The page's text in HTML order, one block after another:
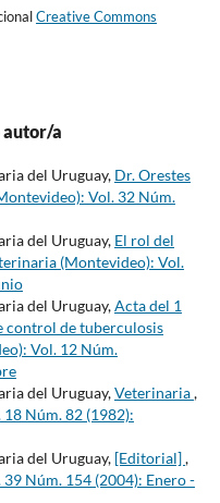
Creative Commons
autor/a
del Uruguay, Dr. Orestes
Vol. 32 Núm.
del Uruguay, El rol del
(Montevideo): Vol.
del Uruguay,Acta del 1
control de tuberculosis
Vol. 12 Núm.
del Uruguay,Veterinaria,
Núm. 82 (1982):
del Uruguay, [Editorial],
Núm. 154 (2004): Enero -